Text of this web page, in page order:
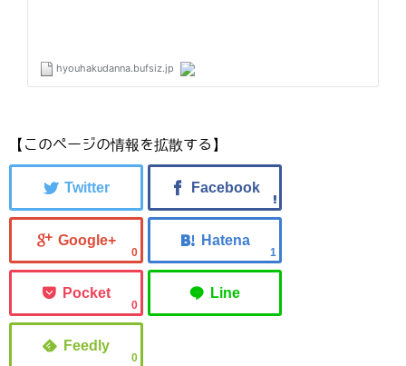
【このページの情報を拡散する】
0 1
0
0